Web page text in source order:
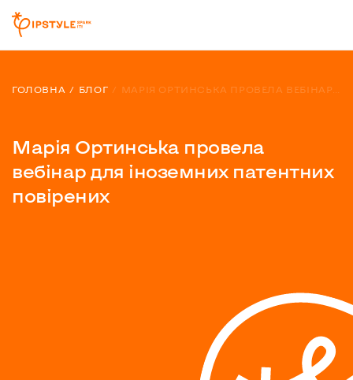
ГОЛОВНА БЛОГ
Марія Ортинська провела
вебінар для іноземних патентних
повірених